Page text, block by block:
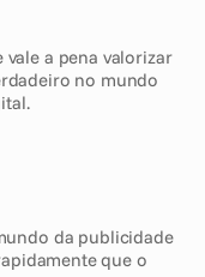
a pena valorizar
no mundo
da publicidade
que o